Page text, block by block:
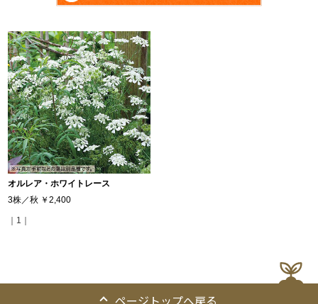
オルレア・ホワイトレース
3株／秋 ￥2,400
｜1｜
ページトップへ戻る